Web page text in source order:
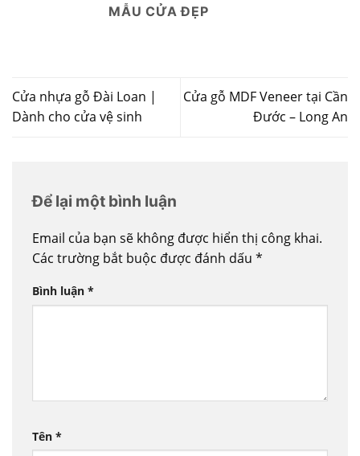
MẪU CỬA ĐẸP
Cửa nhựa gỗ Đài Loan |
Dành cho cửa vệ sinh
Cửa gỗ MDF Veneer tại Cần
Đước – Long An
Để lại một bình luận
Email của bạn sẽ không được hiển thị công khai.
Các trường bắt buộc được đánh dấu *
Bình luận *
Tên *